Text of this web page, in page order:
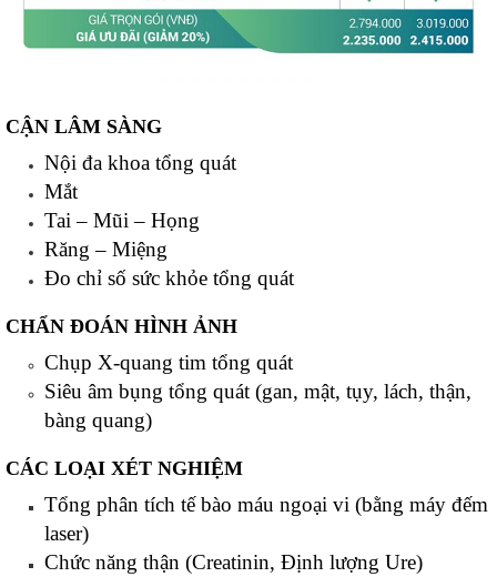
CẬN LÂM SÀNG
Nội đa khoa tổng quát
Mắt
Tai – Mũi – Họng
Răng – Miệng
Đo chỉ số sức khỏe tổng quát
CHẨN ĐOÁN HÌNH ẢNH
Chụp X-quang tim tổng quát
Siêu âm bụng tổng quát (gan, mật, tụy, lách, thận,
bàng quang)
CÁC LOẠI XÉT NGHIỆM
Tổng phân tích tế bào máu ngoại vi (bằng máy đếm
laser)
Chức năng thận (Creatinin, Định lượng Ure)